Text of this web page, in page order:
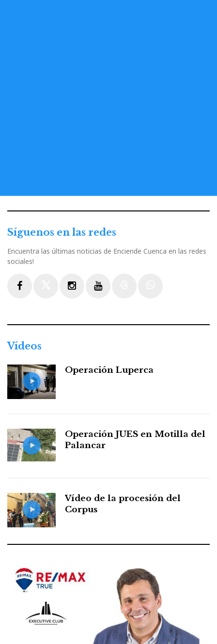
Síguenos en las redes
Encuentra las últimas noticias de Enciende Cuenca en las redes
sociales!
Vídeos
Operación Luperca
Operación JUES en Motilla del
Palancar
Vídeo de la procesión del
Corpus